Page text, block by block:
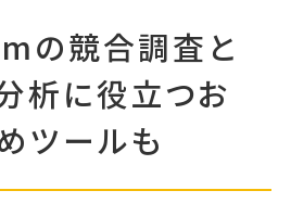
の競合調査と
析に役立つお
ツールも